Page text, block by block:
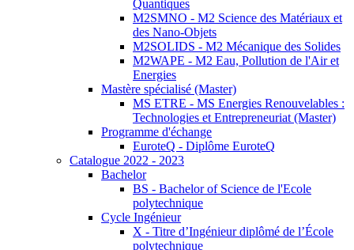
Quantiques
M2SMNO - M2 Science des Matériaux et
des Nano-Objets
M2SOLIDS - M2 Mécanique des Solides
M2WAPE - M2 Eau, Pollution de l'Air et
Energies
Mastère spécialisé (Master)
MS ETRE - MS Energies Renouvelables :
Technologies et Entrepreneuriat (Master)
Programme d'échange
EuroteQ - Diplôme EuroteQ
Catalogue 2022 - 2023
Bachelor
BS - Bachelor of Science de l'Ecole
polytechnique
Cycle Ingénieur
X - Titre d’Ingénieur diplômé de l’École
polytechnique